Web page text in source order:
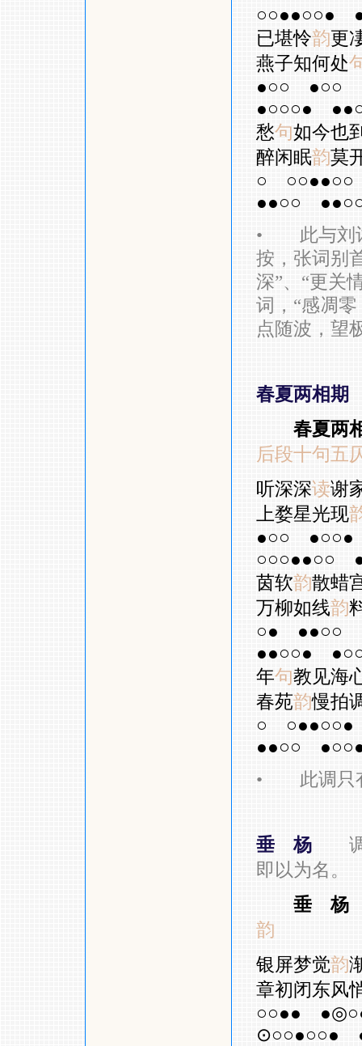
○○●●○○●
已堪怜韵更
燕子知何处
●○○
●○○
●○○○●
愁句如今也
醉闲眠韵莫
○
○○●●○○
●●○○
• 此与刘
按，张词别
深”、“更关
词，“感凋
点随波，望
春夏两相期
春夏两
后段十句五
听深深读谢
上婺星光现
●○○
●○○●
○○○●●○○
茵软韵散蜡
万柳如线韵
○●
●●○○
●●○○●
年句教见海
春苑韵慢拍
○
○●●○○●
●●○○
• 此调只有
垂 杨
即以为名。
垂 杨
韵
银屏梦觉韵
章初闭东风
○○●●
⊙○○●○○●